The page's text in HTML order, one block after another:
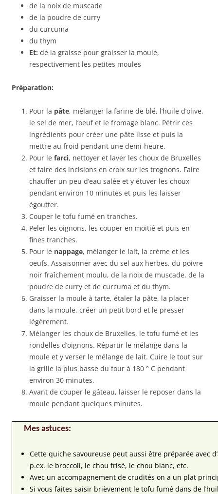
de la noix de muscade
de la poudre de curry
du curcuma
du thym
Et: de la graisse pour graisser la moule,
respectivement les petites moules
Préparation:
Pour la pâte, mélanger la farine de blé, l’huile d’olive,
le sel de mer, l’oeuf et le fromage blanc. Pétrir ces
ingrédients pour créer une pâte lisse et puis la
mettre au froid pendant une demi-heure.
Pour le farci, nettoyer et laver les choux de Bruxelles
et faire des incisions en croix sur les trognons. Faire
chauffer un peu d’eau salée et y étuver les choux
pendant environ 10 minutes et puis les laisser
égoutter.
Couper le tofu fumé en tranches.
Peler les oignons, les couper en moitié et puis en
fines tranches.
Pour le nappage, mélanger le lait, la crème et les
oeufs. Assaisonner avec du sel aux herbes, du poivre
noir fraîchement moulu, de la noix de muscade, de la
poudre de curry et de curcuma et du thym.
Graisser la moule à tarte, étaler la pâte, la placer
dans la moule, créer un petit bord et le presser
légèrement.
Mélanger les choux de Bruxelles, le tofu fumé et les
rondelles d’oignons. Répartir le mélange dans la
moule et y verser le mélange de lait. Cuire le tout sur
la grille la plus basse du four à 180 ° C pendant
environ 30 minutes.
Avant de couper le gâteau, laisser le reposer dans la
moule pendant quelques minutes.
Mes astuces:
Cette quiche savoureuse peut aussi être préparée avec
p.ex. le broccoli, le chou frisé, le chou blanc, etc.
Avec un accompagnement de crudités on a un plat
Si vous faites saisir brièvement le tofu fumé dans de